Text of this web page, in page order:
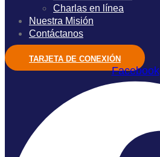
Charlas en línea
Nuestra Misión
Contáctanos
TARJETA DE CONEXIÓN
Facebook